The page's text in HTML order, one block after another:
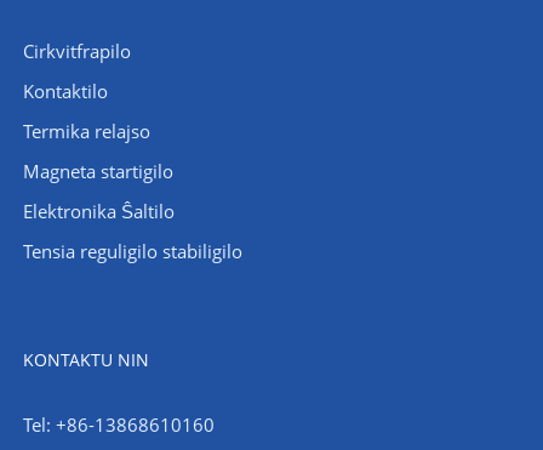
Cirkvitfrapilo
Kontaktilo
Termika relajso
Magneta startigilo
Elektronika Ŝaltilo
Tensia reguligilo stabiligilo
KONTAKTU NIN
Tel: +86-13868610160